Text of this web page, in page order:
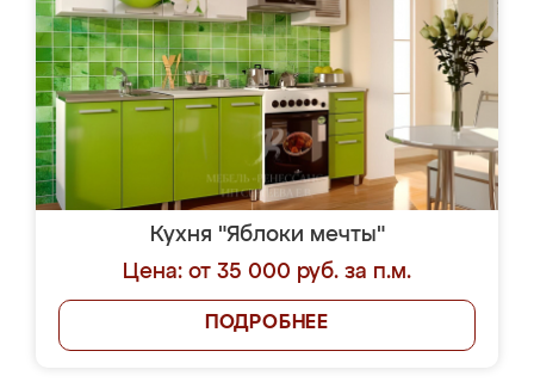
Кухня "Яблоки мечты"
Цена: от 35 000 руб. за п.м.
ПОДРОБНЕЕ